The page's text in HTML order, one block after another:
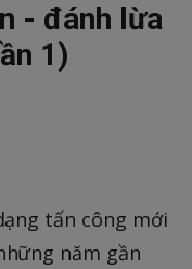
- đánh lừa
1)
tấn công mới
năm gần